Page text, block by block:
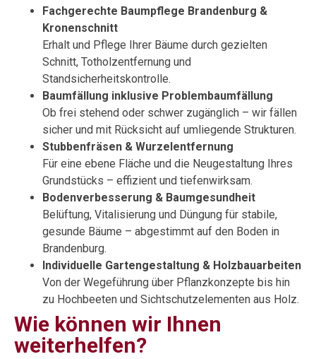
Fachgerechte Baumpflege Brandenburg &
Kronenschnitt
Erhalt und Pflege Ihrer Bäume durch gezielten
Schnitt, Totholzentfernung und
Standsicherheitskontrolle.
Baumfällung inklusive Problembaumfällung
Ob frei stehend oder schwer zugänglich – wir fällen
sicher und mit Rücksicht auf umliegende Strukturen.
Stubbenfräsen & Wurzelentfernung
Für eine ebene Fläche und die Neugestaltung Ihres
Grundstücks – effizient und tiefenwirksam.
Bodenverbesserung & Baumgesundheit
Belüftung, Vitalisierung und Düngung für stabile,
gesunde Bäume – abgestimmt auf den Boden in
Brandenburg.
Individuelle Gartengestaltung & Holzbauarbeiten
Von der Wegeführung über Pflanzkonzepte bis hin
zu Hochbeeten und Sichtschutzelementen aus Holz.
Wie können wir Ihnen
weiterhelfen?